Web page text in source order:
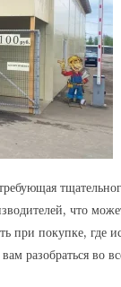
что
при покупке,
разобраться